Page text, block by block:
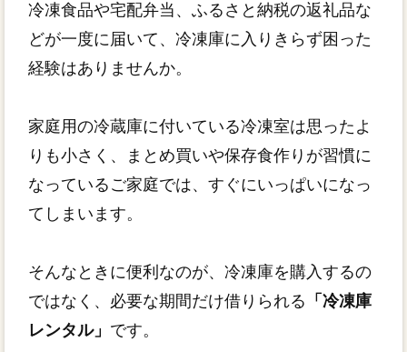
冷凍食品や宅配弁当、ふるさと納税の返礼品な
どが一度に届いて、冷凍庫に入りきらず困った
経験はありませんか。
家庭用の冷蔵庫に付いている冷凍室は思ったよ
りも小さく、まとめ買いや保存食作りが習慣に
なっているご家庭では、すぐにいっぱいになっ
てしまいます。
そんなときに便利なのが、冷凍庫を購入するの
ではなく、必要な期間だけ借りられる 「冷凍庫
レンタル」 です。